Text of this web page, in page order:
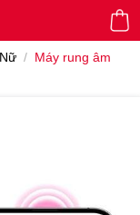
/ Máy rung âm